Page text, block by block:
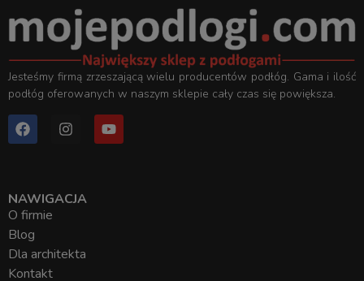
Jesteśmy firmą zrzeszającą wielu producentów podłóg. Gama i ilość
podłóg oferowanych w naszym sklepie cały czas się powiększa.
NAWIGACJA
O firmie
Blog
Dla architekta
Kontakt